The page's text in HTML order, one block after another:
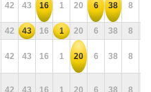
42 43 16 1 20 6 38 8
42 43 16 1 20 6 38 8
42 43 16 1 20 6 38 8
42 43 16 1 20 6 38 8